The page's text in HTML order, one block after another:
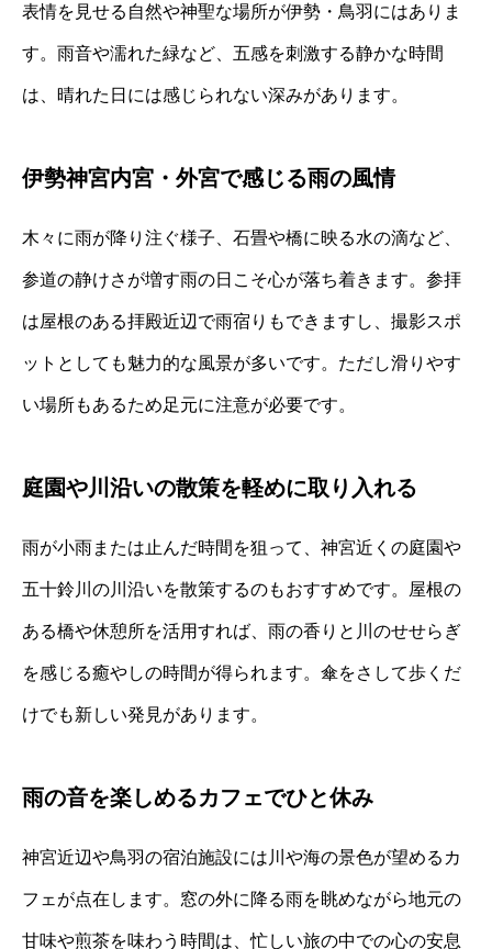
表情を見せる自然や神聖な場所が伊勢・鳥羽にはありま
す。雨音や濡れた緑など、五感を刺激する静かな時間
は、晴れた日には感じられない深みがあります。
伊勢神宮内宮・外宮で感じる雨の風情
木々に雨が降り注ぐ様子、石畳や橋に映る水の滴など、
参道の静けさが増す雨の日こそ心が落ち着きます。参拝
は屋根のある拝殿近辺で雨宿りもできますし、撮影スポ
ットとしても魅力的な風景が多いです。ただし滑りやす
い場所もあるため足元に注意が必要です。
庭園や川沿いの散策を軽めに取り入れる
雨が小雨または止んだ時間を狙って、神宮近くの庭園や
五十鈴川の川沿いを散策するのもおすすめです。屋根の
ある橋や休憩所を活用すれば、雨の香りと川のせせらぎ
を感じる癒やしの時間が得られます。傘をさして歩くだ
けでも新しい発見があります。
雨の音を楽しめるカフェでひと休み
神宮近辺や鳥羽の宿泊施設には川や海の景色が望めるカ
フェが点在します。窓の外に降る雨を眺めながら地元の
甘味や煎茶を味わう時間は、忙しい旅の中での心の安息